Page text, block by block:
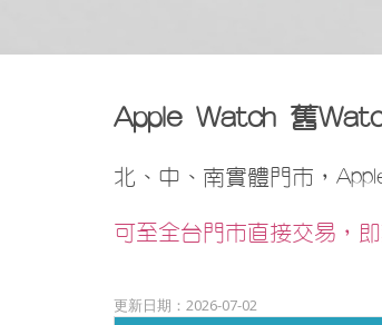
Apple Watch 舊
北、中、南實體門市，
可至全台門市直接交易，
更新日期：2026-07-02